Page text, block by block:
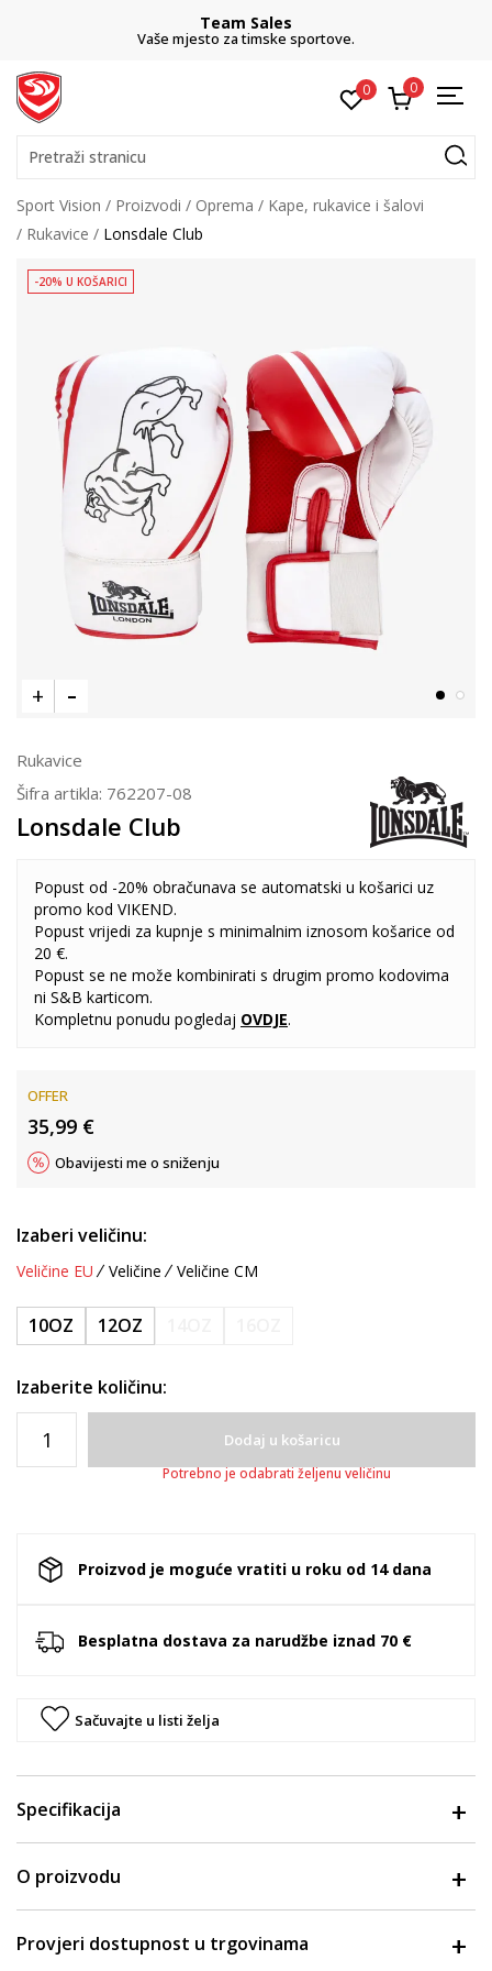
Team Sales
Vaše mjesto za timske sportove.
0 0
Pretraži stranicu
Sport Vision Proizvodi Oprema
Kape, rukavice i šalovi
Rukavice
Lonsdale Club
-20% U KOŠARICI
Rukavice
Šifra artikla: 762207-08
Lonsdale Club
Popust od -20% obračunava se automatski u košarici uz
promo kod VIKEND.
Popust vrijedi za kupnje s minimalnim iznosom košarice od
20 €.
Popust se ne može kombinirati s drugim promo kodovima
ni S&B karticom.
Kompletnu ponudu pogledaj OVDJE.
OFFER
35,99 €
Obavijesti me o sniženju
Izaberi veličinu:
Veličine EU Veličine Veličine CM
10OZ 12OZ
Izaberite količinu:
Dodaj u košaricu
Potrebno je odabrati željenu veličinu
Proizvod je moguće vratiti u roku od 14 dana
Besplatna dostava za narudžbe iznad 70 €
Sačuvajte u listi želja
Specifikacija
O proizvodu
Provjeri dostupnost u trgovinama